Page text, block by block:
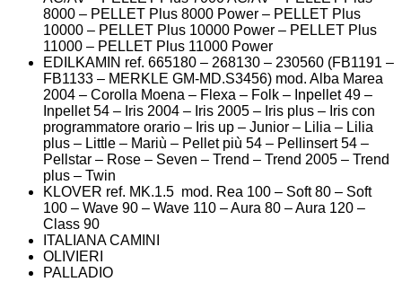
8000 – PELLET Plus 8000 Power – PELLET Plus
10000 – PELLET Plus 10000 Power – PELLET Plus
11000 – PELLET Plus 11000 Power
EDILKAMIN ref. 665180 – 268130 – 230560 (FB1191 –
FB1133 – MERKLE GM-MD.S3456) mod. Alba Marea
2004 – Corolla Moena – Flexa – Folk – Inpellet 49 –
Inpellet 54 – Iris 2004 – Iris 2005 – Iris plus – Iris con
programmatore orario – Iris up – Junior – Lilia – Lilia
plus – Little – Mariù – Pellet più 54 – Pellinsert 54 –
Pellstar – Rose – Seven – Trend – Trend 2005 – Trend
plus – Twin
KLOVER ref. MK.1.5 mod. Rea 100 – Soft 80 – Soft
100 – Wave 90 – Wave 110 – Aura 80 – Aura 120 –
Class 90
ITALIANA CAMINI
OLIVIERI
PALLADIO